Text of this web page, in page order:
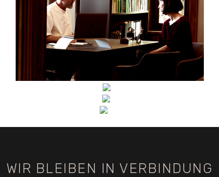
WIR BLEIBEN IN VERBINDUNG